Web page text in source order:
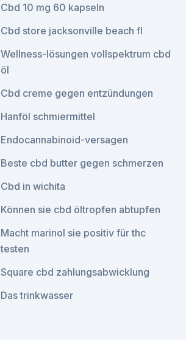
Cbd 10 mg 60 kapseln
Cbd store jacksonville beach fl
Wellness-lösungen vollspektrum cbd
öl
Cbd creme gegen entzündungen
Hanföl schmiermittel
Endocannabinoid-versagen
Beste cbd butter gegen schmerzen
Cbd in wichita
Können sie cbd öltropfen abtupfen
Macht marinol sie positiv für thc
testen
Square cbd zahlungsabwicklung
Das trinkwasser